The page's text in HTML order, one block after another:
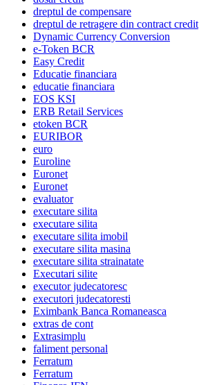
dreptul de compensare
dreptul de retragere din contract credit
Dynamic Currency Conversion
e-Token BCR
Easy Credit
Educatie financiara
educatie financiara
EOS KSI
ERB Retail Services
etoken BCR
EURIBOR
euro
Euroline
Euronet
Euronet
evaluator
executare silita
executare silita
executare silita imobil
executare silita masina
executare silita strainatate
Executari silite
executor judecatoresc
executori judecatoresti
Eximbank Banca Romaneasca
extras de cont
Extrasimplu
faliment personal
Ferratum
Ferratum